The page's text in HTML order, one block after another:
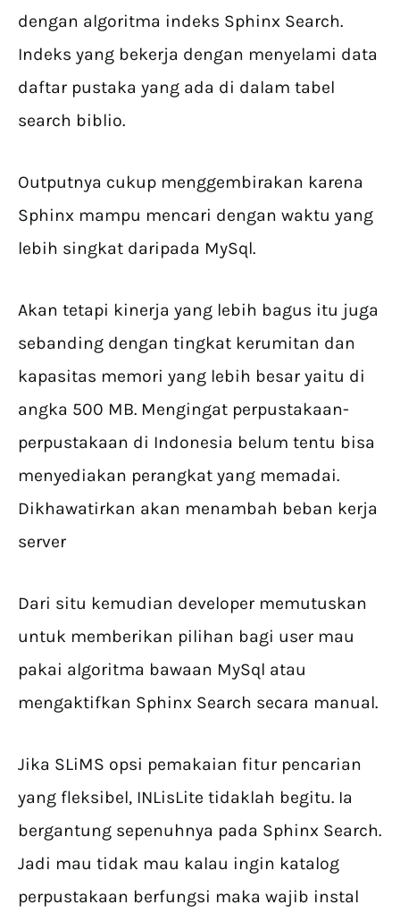
dengan algoritma indeks Sphinx Search.
Indeks yang bekerja dengan menyelami data
daftar pustaka yang ada di dalam tabel
search biblio.
Outputnya cukup menggembirakan karena
Sphinx mampu mencari dengan waktu yang
lebih singkat daripada MySql.
Akan tetapi kinerja yang lebih bagus itu juga
sebanding dengan tingkat kerumitan dan
kapasitas memori yang lebih besar yaitu di
angka 500 MB. Mengingat perpustakaan-
perpustakaan di Indonesia belum tentu bisa
menyediakan perangkat yang memadai.
Dikhawatirkan akan menambah beban kerja
server
Dari situ kemudian developer memutuskan
untuk memberikan pilihan bagi user mau
pakai algoritma bawaan MySql atau
mengaktifkan Sphinx Search secara manual.
Jika SLiMS opsi pemakaian fitur pencarian
yang fleksibel, INLisLite tidaklah begitu. Ia
bergantung sepenuhnya pada Sphinx Search.
Jadi mau tidak mau kalau ingin katalog
perpustakaan berfungsi maka wajib instal